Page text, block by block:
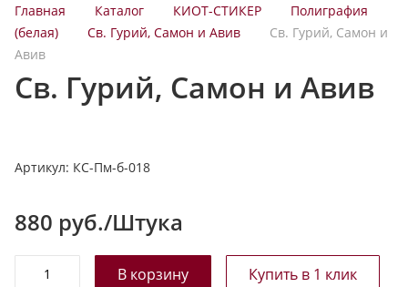
к
а
т
а
у
Главная Каталог КИОТ-СТИКЕР
Полиграфия
(белая)
Св. Гурий, Самон и Авив
Св. Гурий, Самон и
Авив
Св. Гурий, Самон и Авив
Артикул: КС-Пм-б-018
880 руб./Штука